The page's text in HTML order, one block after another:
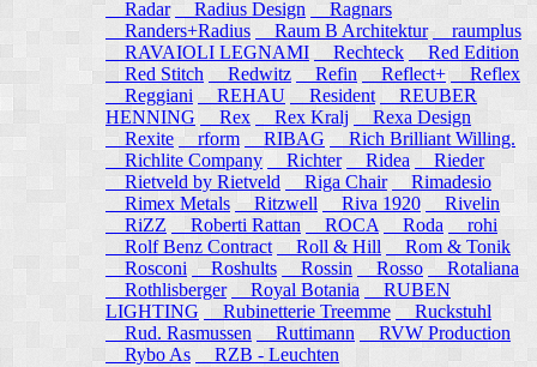
Radar
Radius Design
Ragnars
Randers+Radius
Raum B Architektur raumplus
RAVAIOLI LEGNAMI
Rechteck
Red Edition
Red Stitch
Redwitz Refin Reflect+
Reflex
Reggiani
REHAU Resident
REUBER
HENNING
Rex Rex Kralj
Rexa Design
Rexite
rform RIBAG
Rich Brilliant Willing.
Richlite Company
Richter Ridea
Rieder
Rietveld by Rietveld
Riga Chair
Rimadesio
Rimex Metals
Ritzwell Riva 1920
Rivelin
RiZZ
Roberti Rattan ROCA Roda
rohi
Rolf Benz Contract
Roll & Hill
Rom & Tonik
Rosconi Roshults Rossin Rosso
Rotaliana
Rothlisberger
Royal Botania
RUBEN
LIGHTING
Rubinetterie Treemme
Ruckstuhl
Rud. Rasmussen
Ruttimann
RVW Production
Rybo As
RZB - Leuchten